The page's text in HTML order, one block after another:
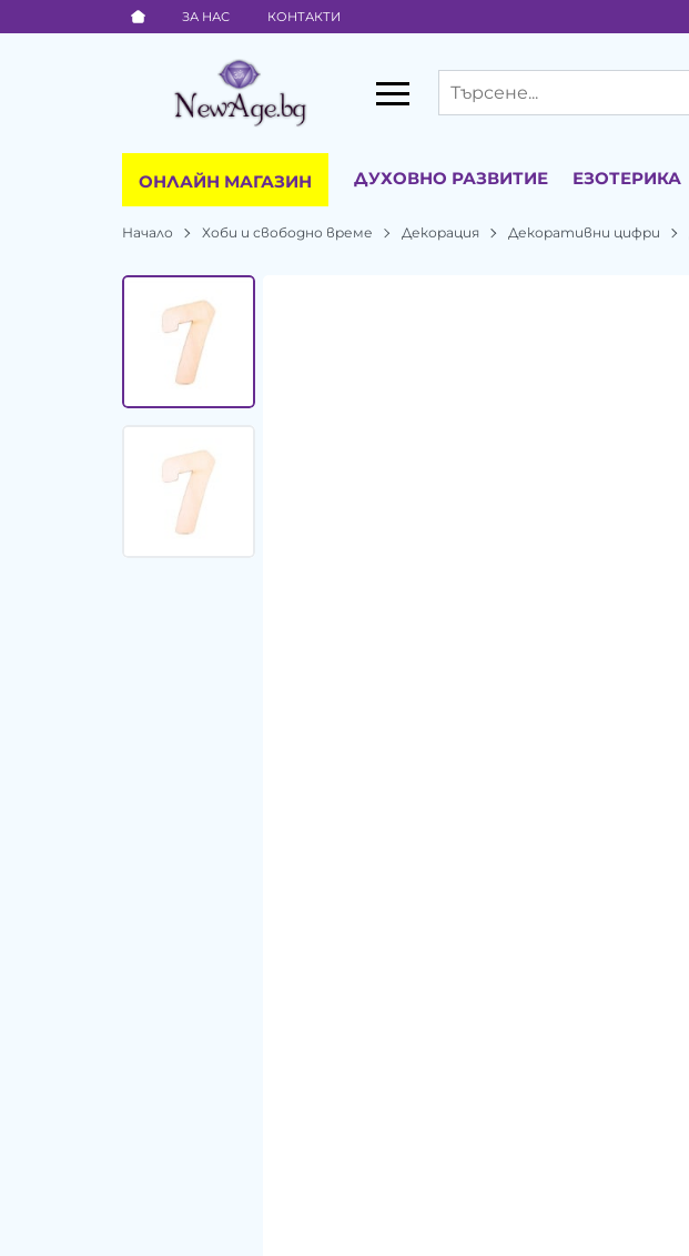
ЗА НАС КОНТАКТИ
ОНЛАЙН МАГАЗИН ДУХОВНО РАЗВИТИЕ ЕЗОТЕРИКА
Начало Хоби и свободно време Декорация Декоративни цифри